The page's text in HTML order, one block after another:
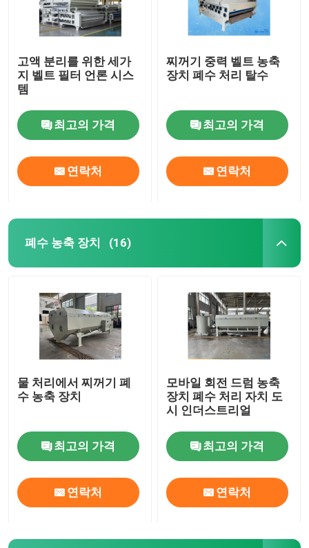
고액 분리를 위한 세가
지 벨트 필터 언론 시스
템
최고의 가격
연락처
찌꺼기 중력 벨트 농축
장치 폐수 처리 탈수
최고의 가격
연락처
폐수 농축 장치 (16)
물 처리에서 찌꺼기 폐
수 농축 장치
최고의 가격
연락처
모바일 회전 드럼 농축
장치 폐수 처리 자치 도
시 인더스트리얼
최고의 가격
연락처